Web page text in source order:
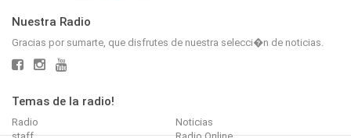
DEJAR MENSAJE
Nuestra Radio
Gracias por sumarte, que disfrutes de nuestra selecci�n de noticias.
Temas de la radio!
Radio
Noticias